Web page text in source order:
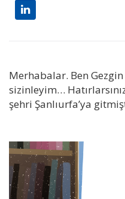
Merhabalar. Ben
sizinleyim…
şehri Şanlıurfa’ya